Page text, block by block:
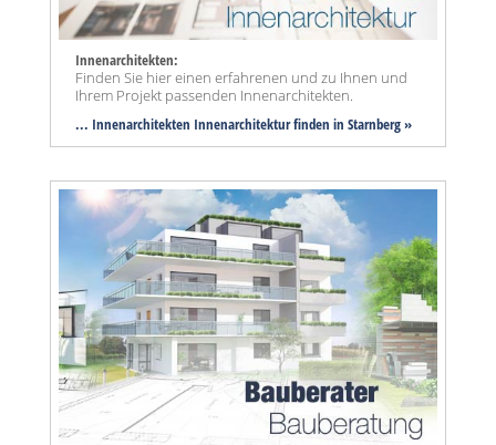
Innenarchitekten:
Finden Sie hier einen erfahrenen und zu Ihnen und
Ihrem Projekt passenden Innenarchitekten.
... Innenarchitekten Innenarchitektur finden in Starnberg »